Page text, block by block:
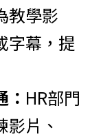
教學影
字幕，提
HR部門
片、